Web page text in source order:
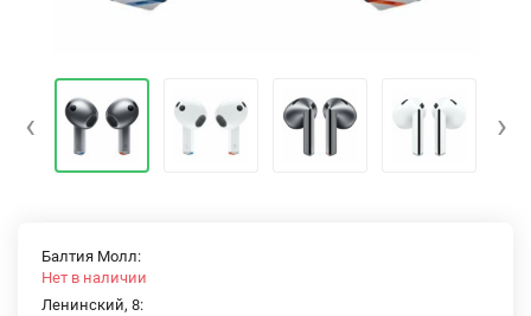
‹ ›
Балтия Молл:
Нет в наличии
Ленинский, 8: